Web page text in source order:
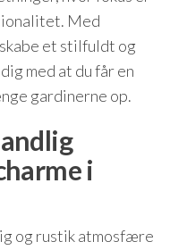
Med
et stilfuldt og
med at du får en
gardinerne op.
i
og rustik atmosfære